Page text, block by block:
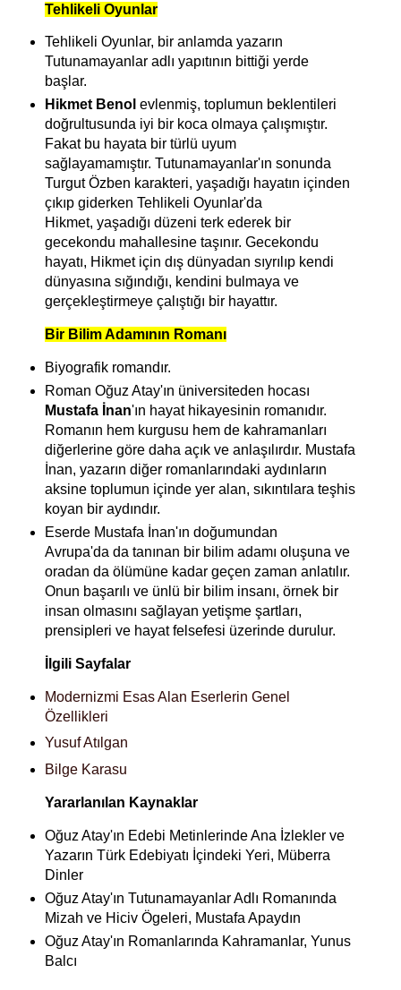
Tehlikeli Oyunlar
Tehlikeli Oyunlar, bir anlamda yazarın
Tutunamayanlar adlı yapıtının bittiği yerde
başlar.
Hikmet Benol evlenmiş, toplumun beklentileri
doğrultusunda iyi bir koca olmaya çalışmıştır.
Fakat bu hayata bir türlü uyum
sağlayamamıştır. Tutunamayanlar'ın sonunda
Turgut Özben karakteri, yaşadığı hayatın içinden
çıkıp giderken Tehlikeli Oyunlar'da
Hikmet, yaşadığı düzeni terk ederek bir
gecekondu mahallesine taşınır. Gecekondu
hayatı, Hikmet için dış dünyadan sıyrılıp kendi
dünyasına sığındığı, kendini bulmaya ve
gerçekleştirmeye çalıştığı bir hayattır.
Bir Bilim Adamının Romanı
Biyografik romandır.
Roman Oğuz Atay'ın üniversiteden hocası
Mustafa İnan'ın hayat hikayesinin romanıdır.
Romanın hem kurgusu hem de kahramanları
diğerlerine göre daha açık ve anlaşılırdır. Mustafa
İnan, yazarın diğer romanlarındaki aydınların
aksine toplumun içinde yer alan, sıkıntılara teşhis
koyan bir aydındır.
Eserde Mustafa İnan'ın doğumundan
Avrupa'da da tanınan bir bilim adamı oluşuna ve
oradan da ölümüne kadar geçen zaman anlatılır.
Onun başarılı ve ünlü bir bilim insanı, örnek bir
insan olmasını sağlayan yetişme şartları,
prensipleri ve hayat felsefesi üzerinde durulur.
İlgili Sayfalar
Modernizmi Esas Alan Eserlerin Genel
Özellikleri
Yusuf Atılgan
Bilge Karasu
Yararlanılan Kaynaklar
Oğuz Atay'ın Edebi Metinlerinde Ana İzlekler ve
Yazarın Türk Edebiyatı İçindeki Yeri, Müberra
Dinler
Oğuz Atay'ın Tutunamayanlar Adlı Romanında
Mizah ve Hiciv Ögeleri, Mustafa Apaydın
Oğuz Atay'ın Romanlarında Kahramanlar, Yunus
Balcı